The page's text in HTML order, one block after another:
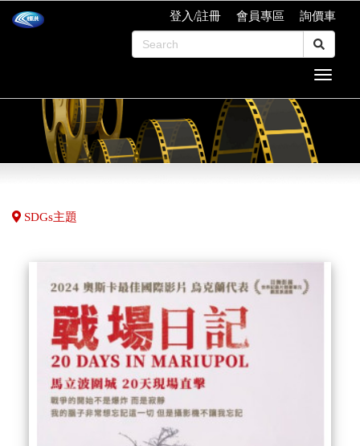
登入/註冊 會員專區 詢價車
SDGs主題